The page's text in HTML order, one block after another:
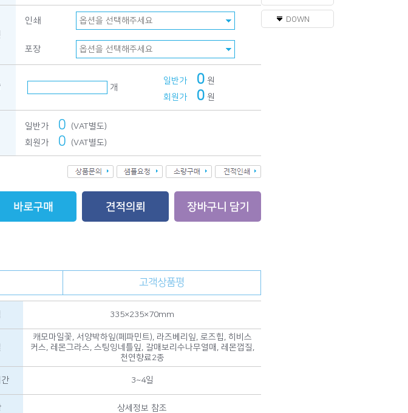
인쇄
포장
개
일반가 0 원
회원가
0 원
일반가 0
(VAT별도)
회원가
0 (VAT별도)
고객상품평
335×235×70mm
캐모마일꽃, 서양박하잎(페파민트), 라즈베리잎, 로즈힙, 히비스
커스, 레몬그라스, 스팅잉네틀잎, 갈매보리수나무열매, 레몬껍질,
천연향료2종
3~4일
상세정보 참조
DOWN